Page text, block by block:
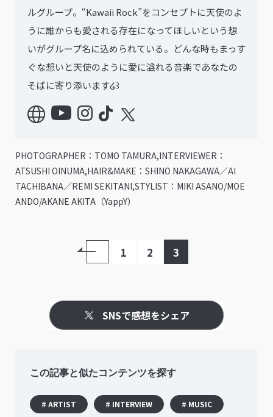
ルグループ。“Kawaii Rock”をコンセプトに天使のよ
うに誰からも愛される存在になってほしいという想
いがグループ名に込められている。どんな時もまっす
ぐな想いと天使のように愛に溢れる音楽であなたの
そばに寄り添います໒꒱
PHOTOGRAPHER：TOMO TAMURA,INTERVIEWER：
ATSUSHI OINUMA,HAIR&MAKE：SHINO NAKAGAWA／AI
TACHIBANA／REMI SEKITANI,STYLIST：MIKI ASANO/MOE
ANDO/AKANE AKITA（YappY）
1 2 3
SNSで感想をシェア
この記事と似たコンテンツを探す
# ARTIST # INTERVIEW # MUSIC